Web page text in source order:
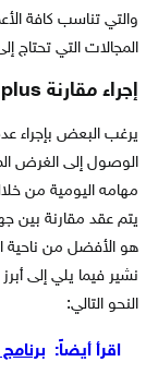
والتي تناسب كافة
المجالات التي تحتاج
إجراء مقارنة iphone 7 plus vs iphone 8 plus
يرغب البعض بإجراء
الوصول إلى الغرض
مهامه اليومية من
هو الأفضل من ناحية
نشير فيما يلي إلى
النحو التالي:
اقرأ أيضاً: